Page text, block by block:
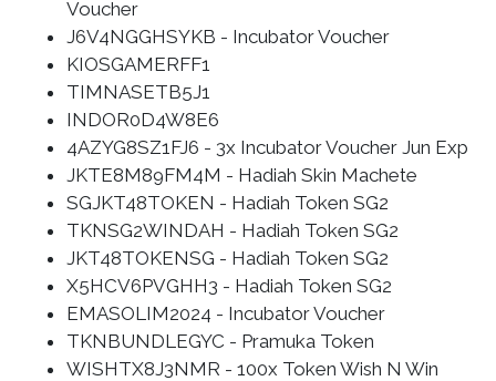
Voucher
J6V4NGGHSYKB - Incubator Voucher
KIOSGAMERFF1
TIMNASETB5J1
INDOR0D4W8E6
4AZYG8SZ1FJ6 - 3x Incubator Voucher Jun Exp
JKTE8M89FM4M - Hadiah Skin Machete
SGJKT48TOKEN - Hadiah Token SG2
TKNSG2WINDAH - Hadiah Token SG2
JKT48TOKENSG - Hadiah Token SG2
X5HCV6PVGHH3 - Hadiah Token SG2
EMASOLIM2024 - Incubator Voucher
TKNBUNDLEGYC - Pramuka Token
WISHTX8J3NMR - 100x Token Wish N Win